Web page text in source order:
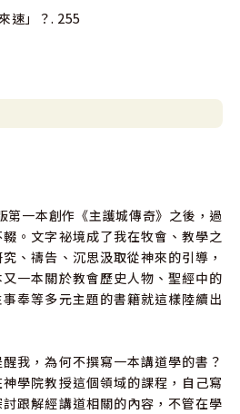
速」？. 255
一本創作《主護城傳奇》之後，過
。文字祕境成了我在牧會、教學之
、禱告、沉思汲取從神來的引導，
一本關於教會歷史人物、聖經中的
奉等多元主題的書籍就這樣陸續出
，為何不撰寫一本講道學的書？
學院教授這個領域的課程，自己寫
跟解經講道相關的內容，不管在學